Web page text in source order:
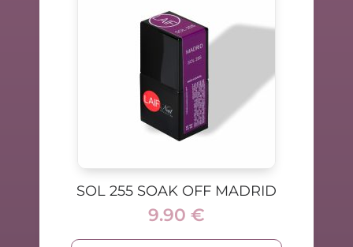
SOL 255 SOAK OFF MADRID
9.90 €